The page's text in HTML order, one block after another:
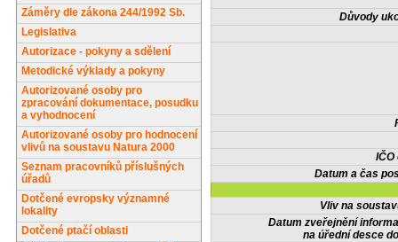
Záměry dle zákona 244/1992 Sb.
Legislativa
Autorizace - pokyny a sdělení
Metodické výklady a pokyny
Autorizované osoby pro
zpracování dokumentace, posudku
a vyhodnocení
Autorizované osoby pro hodnocení
vlivů na soustavu Natura 2000
Seznam pracovníků příslušných
úřadů
Dotčené evropsky významné
lokality
Dotčené ptačí oblasti
Důvody
IČO
Datum a čas
Vliv na
Datum zveřejnění
na úřední desce